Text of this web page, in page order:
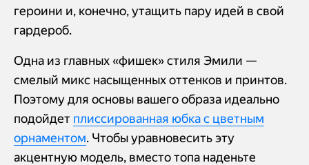
героини и, конечно, утащить пару идей в свой
гардероб.
Одна из главных «фишек» стиля Эмили —
смелый микс насыщенных оттенков и принтов.
Поэтому для основы вашего образа идеально
подойдет плиссированная юбка с цветным
орнаментом. Чтобы уравновесить эту
акцентную модель, вместо топа наденьте